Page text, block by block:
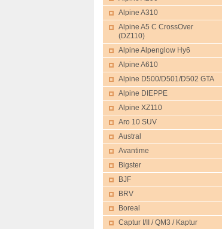
Alpine A310
Alpine A5 C CrossOver
(DZ110)
Alpine Alpenglow Hy6
Alpine A610
Alpine D500/D501/D502 GTA
Alpine DIEPPE
Alpine XZ110
Aro 10 SUV
Austral
Avantime
Bigster
BJF
BRV
Boreal
Captur I/II / QM3 / Kaptur